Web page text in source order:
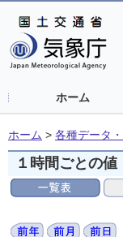
ホーム
ホーム > 各種データ
１時間ごとの値